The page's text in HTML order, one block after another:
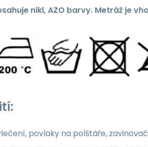
nikl, AZO barvy. Metráž je
povlaky na polštáře,